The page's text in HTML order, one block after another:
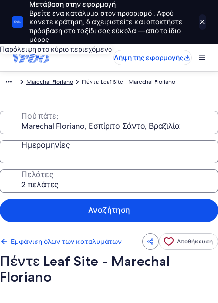
Μετάβαση στην εφαρμογή
Βρείτε ένα κατάλυμα στον προορισμό . Αφού
κάνετε κράτηση, διαχειριστείτε και αποκτήστε
πρόσβαση στο ταξίδι σας εύκολα — από το ίδιο
μέρος
Παράλειψη στο κύριο περιεχόμενο
Λήψη της εφαρμογής
Marechal Floriano Πέντε Leaf Site - Marechal Floriano
Πού πάτε;
Ημερομηνίες
Πελάτες
Αναζήτηση
Εμφάνιση όλων των καταλυμάτων Αποθήκευση
Πέντε Leaf Site - Marechal
Floriano